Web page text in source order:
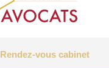
Rendez-vous cabinet